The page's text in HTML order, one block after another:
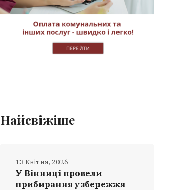
Найсвіжіше
У Вінниці провели
прибирання узбережжя
13 Квітня, 2026